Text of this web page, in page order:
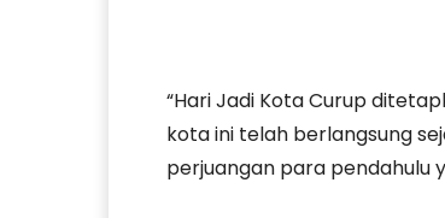
“Hari Jadi Kota Curup
kota ini telah berlangsung
perjuangan para pendahulu